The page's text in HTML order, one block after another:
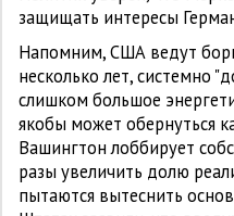
защищать интересы
Напомним, США ведут
несколько лет, системно
слишком большое
якобы может обернуться
Вашингтон лоббирует
разы увеличить долю
пытаются вытеснить